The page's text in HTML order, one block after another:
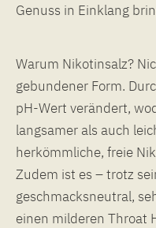
Genuss in Einklang
Warum Nikotinsalz?
gebundener Form.
pH-Wert verändert,
langsamer als auch
herkömmliche, freie
Zudem ist es – trotz
geschmacksneutral,
einen milderen Throat